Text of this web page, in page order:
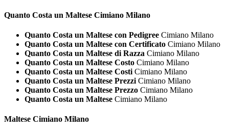
Quanto Costa un Maltese Cimiano Milano
Quanto Costa un Maltese con Pedigree Cimiano Milano
Quanto Costa un Maltese con Certificato Cimiano Milano
Quanto Costa un Maltese di Razza Cimiano Milano
Quanto Costa un Maltese Costo Cimiano Milano
Quanto Costa un Maltese Costi Cimiano Milano
Quanto Costa un Maltese Prezzi Cimiano Milano
Quanto Costa un Maltese Prezzo Cimiano Milano
Quanto Costa un Maltese Cimiano Milano
Maltese Cimiano Milano